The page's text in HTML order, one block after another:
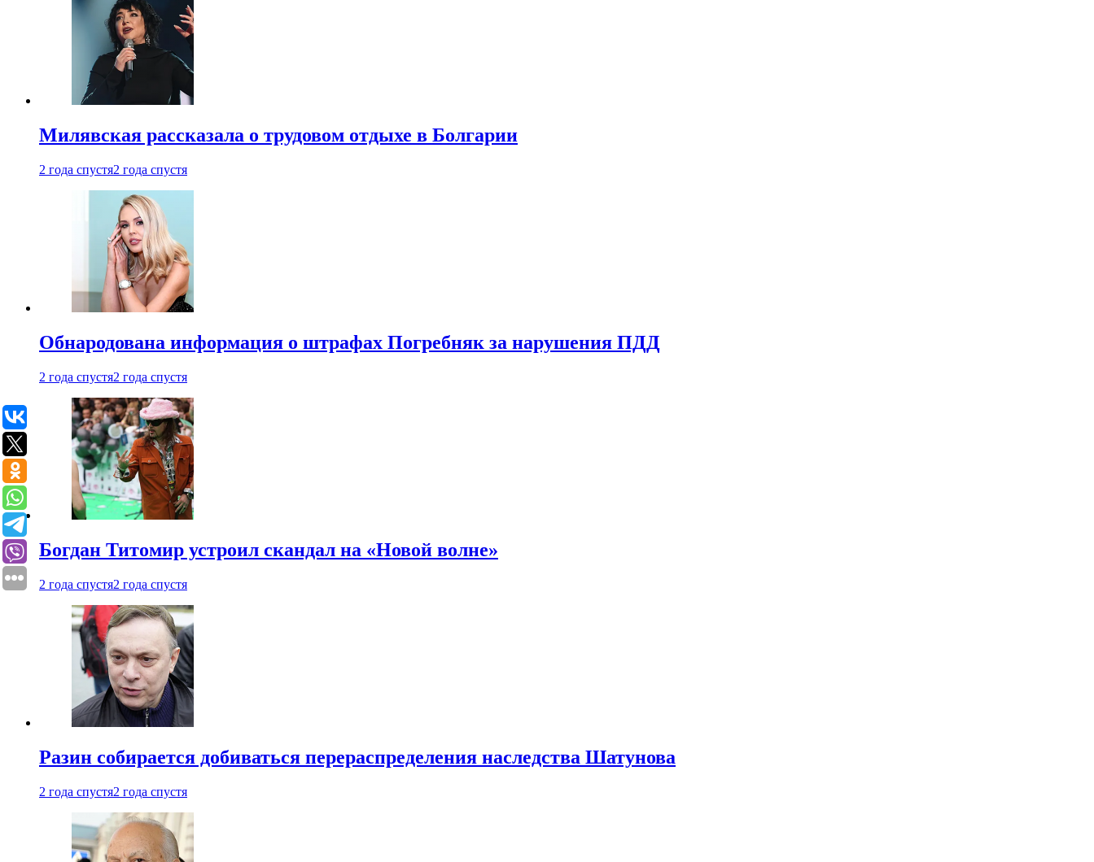
Милявская рассказала о трудовом отдыхе в Болгарии
2 года спустя2 года спустя
Обнародована информация о штрафах Погребняк за нарушения ПДД
2 года спустя2 года спустя
Богдан Титомир устроил скандал на «Новой волне»
2 года спустя2 года спустя
Разин собирается добиваться перераспределения наследства Шатунова
2 года спустя2 года спустя